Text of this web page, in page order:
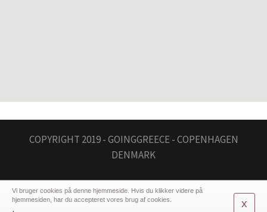
COPYRIGHT 2019 - GOINGGREECE - COPENHAGEN
DENMARK
Vi bruger cookies på denne hjemmeside. Hvis du klikker videre på
hjemmesiden, har du accepteret vores brug af cookies.
x